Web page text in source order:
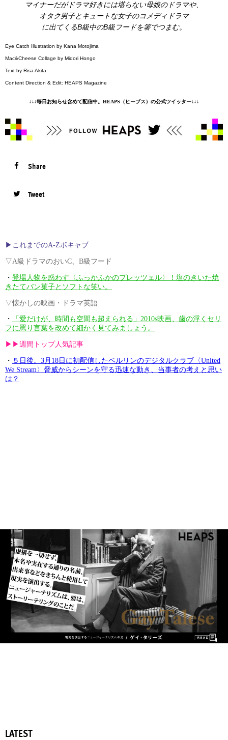
マイナーだがドラマ好きには堪らない母娘のドラマや、
オタク男子とキュートな女子のコメディドラマ
に出てくるB級中のB級フードを箸でつまむ。
Eye Catch Illustration by Kana Motojima
Mac&Cheese Collage by Midori Hongo
Text by Risa Akita
Content Direction & Edit: HEAPS Magazine
↓↓↓毎日お知らせ含めて配信中。HEAPS（ヒープス）の公式ツイッター↓↓↓
Share
Tweet
▶︎これまでのA-Zボキャブ
▽A級ドラマのおいC、B級フード
・ 登場人物を惑わす〈ふっかふかのプレッツェル〉！塩のきいた焼
きたてパン菓子とソフトな笑い。
▽懐かしの映画・ドラマ英語
・
「愛だけが、時間も空間も超えられる」2010s映画、歯の浮くセリ
フに罵り言葉を改めて細かく見てみましょう。
▶︎▶︎週間トップ人気記事
・ ５日後。3月18日に初配信したベルリンのデジタルクラブ〈United
We Stream〉脅威からシーンを守る迅速な動き、当事者の考えと思い
は？
LATEST